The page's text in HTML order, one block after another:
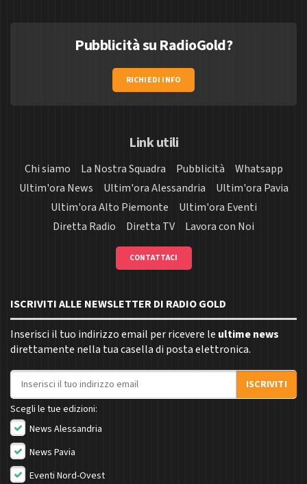
Pubblicità su RadioGold?
RICHIEDI INFO
Link utili
Chi siamo La Nostra Squadra Pubblicità
Whatsapp
Ultim'ora News
Ultim'ora Alessandria
Ultim'ora Pavia
Ultim'ora Alto Piemonte
Ultim'ora Eventi
Diretta Radio
Diretta TV Lavora con Noi
CONTATTACI
ISCRIVITI ALLE NEWSLETTER DI RADIO GOLD
Inserisci il tuo indirizzo email per ricevere le ultime news
direttamente nella tua casella di posta elettronica.
Indirizzo email
ISCRIVITI
Scegli le tue edizioni:
News Alessandria
News Pavia
Eventi Nord-Ovest